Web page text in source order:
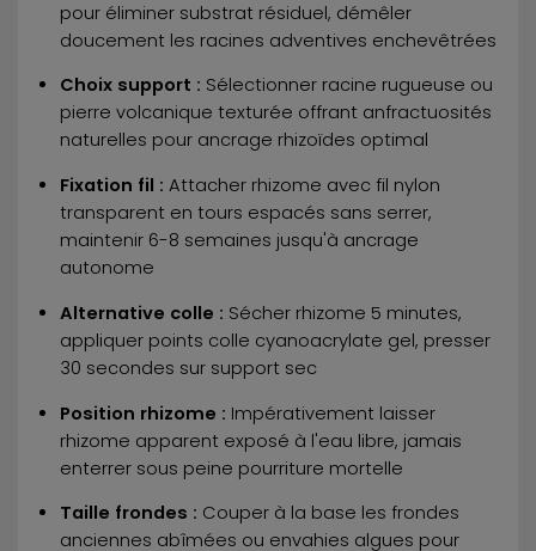
pour éliminer substrat résiduel, démêler
doucement les racines adventives enchevêtrées
Choix support : Sélectionner racine rugueuse ou
pierre volcanique texturée offrant anfractuosités
naturelles pour ancrage rhizoïdes optimal
Fixation fil : Attacher rhizome avec fil nylon
transparent en tours espacés sans serrer,
maintenir 6-8 semaines jusqu'à ancrage
autonome
Alternative colle : Sécher rhizome 5 minutes,
appliquer points colle cyanoacrylate gel, presser
30 secondes sur support sec
Position rhizome : Impérativement laisser
rhizome apparent exposé à l'eau libre, jamais
enterrer sous peine pourriture mortelle
Taille frondes : Couper à la base les frondes
anciennes abîmées ou envahies algues pour